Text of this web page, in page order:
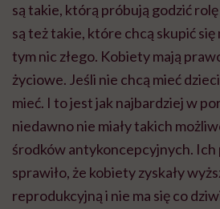
są takie, którą próbują godzić
są też takie, które chcą skupić się
tym nic złego. Kobiety mają
życiowe. Jeśli nie chcą mieć
mieć. I to jest jak najbardziej w
niedawno nie miały takich
środków antykoncepcyjnych. Ich
sprawiło, że kobiety zyskały
reprodukcyjną i nie ma się co